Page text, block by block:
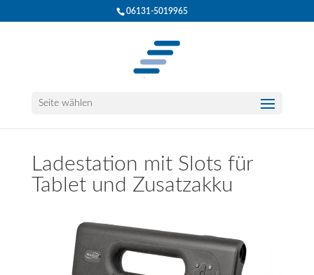
06131-5019965
Seite wählen
Ladestation mit Slots für
Tablet und Zusatzakku